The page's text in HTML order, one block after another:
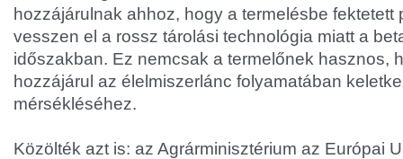
hozzájárulnak ahhoz, hogy a termelésbe fektetett
vesszen el a rossz tárolási technológia miatt a
időszakban. Ez nemcsak a termelőnek hasznos,
hozzájárul az élelmiszerlánc folyamatában
mérsékléséhez.
Közölték azt is: az Agrárminisztérium az Európai